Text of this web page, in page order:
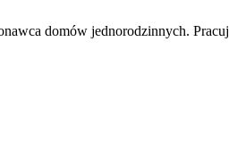
domów jednorodzinnych.